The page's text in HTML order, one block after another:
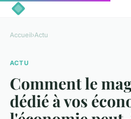
Accueil›Actu
ACTU
Comment le
dédié à vos